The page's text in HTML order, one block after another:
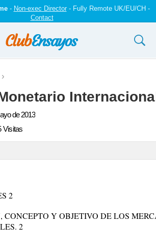
- Non-exec Director- Fully Remote UK/EU/CH -
Contact
de 2013
Visitas
2
CONCEPTO Y OBJETIVO DE LOS
2